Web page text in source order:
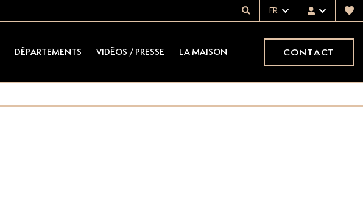
FR
DÉPARTEMENTS VIDÉOS / PRESSE LA MAISON CONTACT